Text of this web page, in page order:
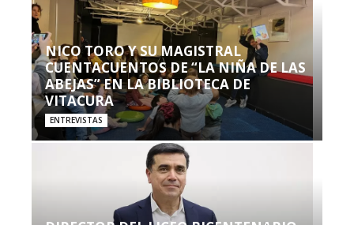
NICO TORO Y SU MAGISTRAL
CUENTACUENTOS DE “LA NIÑA DE LAS
ABEJAS” EN LA BIBLIOTECA DE
VITACURA
ENTREVISTAS